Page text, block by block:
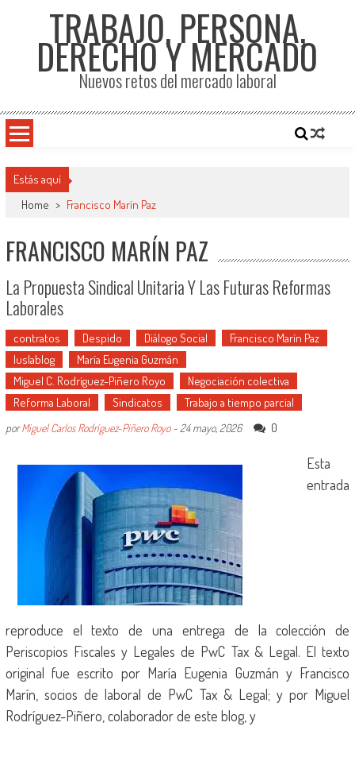
TRABAJO, PERSONA,
DERECHO Y MERCADO
Nuevos retos del mercado laboral
Estás aquí
Home > Francisco Marín Paz
FRANCISCO MARÍN PAZ
La Propuesta Sindical Unitaria Y Las Futuras Reformas
Laborales
contratos Despido Diálogo Social
Francisco Marín Paz
Iuslablog
María Eugenia Guzmán
Miguel C. Rodríguez-Piñero Royo
Negociación colectiva
Reforma Laboral
Sindicatos Trabajo a tiempo parcial
porMiguel Carlos Rodríguez-Piñero Royo- 24 mayo, 2026 0
Esta
entrada
reproduce el texto de una entrega de la colección de
Periscopios Fiscales y Legales de PwC Tax & Legal. El texto
original fue escrito por María Eugenia Guzmán y Francisco
Marín, socios de laboral de PwC Tax & Legal; y por Miguel
Rodríguez-Piñero, colaborador de este blog, y